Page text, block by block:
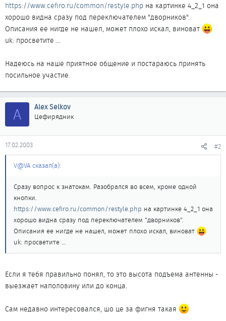
https://www.cefiro.ru/common/restyle.php на картинке 4_2_1 она
хорошо видна сразу под переключателем "дворников".
Описания ее нигде не нашел, может плохо искал, виноват
uk: просветите ...
Надеюсь на наше приятное общение и постараюсь принять
посильное участие.
A Alex Selkov
Цефирядник
17.02.2003 #2
V@VA сказал(а):
Сразу вопрос к знатокам. Разобрался во всем, кроме одной
кнопки.
https://www.cefiro.ru/common/restyle.php на картинке 4_2_1 она
хорошо видна сразу под переключателем "дворников".
Описания ее нигде не нашел, может плохо искал, виноват
uk: просветите ...
Если я тебя правильно понял, то это высота подъема антенны -
выезжает наполовину или до конца.
Сам недавно интересовался, шо це за фигня такая